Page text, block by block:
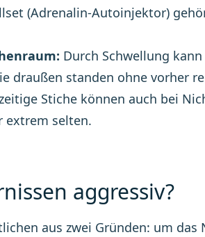
(Adrenalin-Autoinjektor)
Durch Schwellung
draußen standen ohne vorher
Stiche können auch bei
extrem selten.
aggressiv?
aus zwei Gründen: um